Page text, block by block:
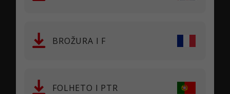
BROŽURA I F
FOLHETO I PTR